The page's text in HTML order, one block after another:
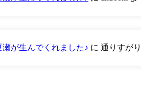
が生んでくれました♪ に 通りすがり